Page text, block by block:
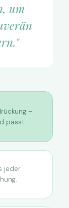
um
–
passt.
jeder